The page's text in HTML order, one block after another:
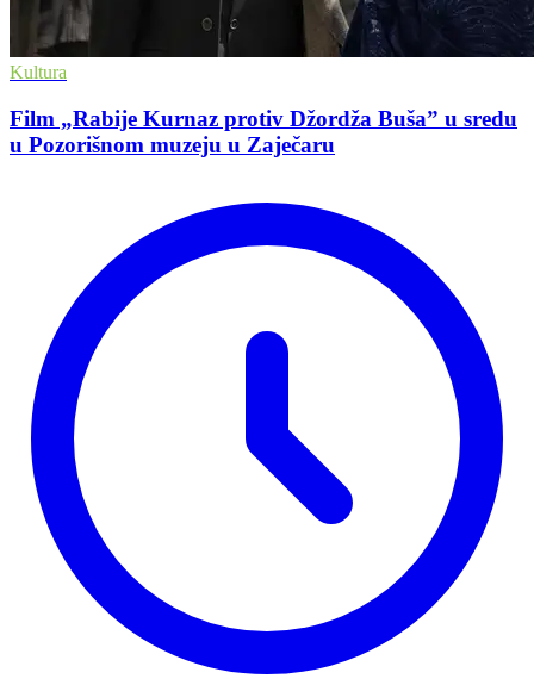
Kultura
Film „Rabije Kurnaz protiv Džordža Buša” u sredu
u Pozorišnom muzeju u Zaječaru